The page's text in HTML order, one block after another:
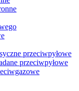
przeciwpyłowe
przeciwpyłowe